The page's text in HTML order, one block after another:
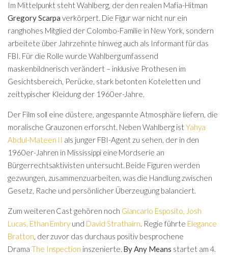
Im Mittelpunkt steht Wahlberg, der den realen Mafia-Hitman
Gregory Scarpa verkörpert. Die Figur war nicht nur ein
ranghohes Mitglied der Colombo-Familie in New York, sondern
arbeitete über Jahrzehnte hinweg auch als Informant für das
FBI. Für die Rolle wurde Wahlberg umfassend
maskenbildnerisch verändert – inklusive Prothesen im
Gesichtsbereich, Perücke, stark betonten Koteletten und
zeittypischer Kleidung der 1960er-Jahre.
Der Film soll eine düstere, angespannte Atmosphäre liefern, die
moralische Grauzonen erforscht. Neben Wahlberg ist Yahya
Abdul-Mateen II als junger FBI-Agent zu sehen, der in den
1960er-Jahren in Mississippi eine Mordserie an
Bürgerrechtsaktivisten untersucht. Beide Figuren werden
gezwungen, zusammenzuarbeiten, was die Handlung zwischen
Gesetz, Rache und persönlicher Überzeugung balanciert.
Zum weiteren Cast gehören noch Giancarlo Esposito, Josh
Lucas, Ethan Embry und David Strathairn. Regie führte Elegance
Bratton, der zuvor das durchaus positiv besprochene
Drama The Inspection inszenierte. By Any Means startet am 4.